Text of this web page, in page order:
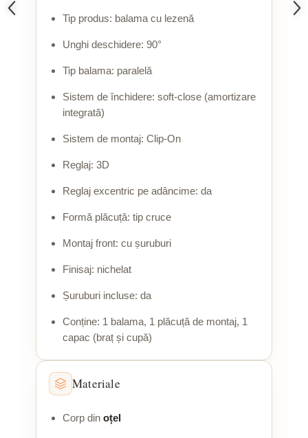
Tip produs: balama cu lezenă
Unghi deschidere: 90°
Tip balama: paralelă
Sistem de închidere: soft-close (amortizare
integrată)
Sistem de montaj: Clip-On
Reglaj: 3D
Reglaj excentric pe adâncime: da
Formă plăcuță: tip cruce
Montaj front: cu șuruburi
Finisaj: nichelat
Șuruburi incluse: da
Conține: 1 balama, 1 plăcuță de montaj, 1
capac (braț și cupă)
Materiale
Corp din oțel